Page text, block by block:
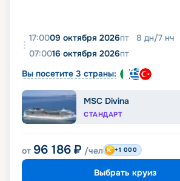
17:0009 октября 2026пт 8 дн/7 нч
07:0016 октября 2026пт
Вы посетите 3 страны:
MSC Divina
СТАНДАРТ
от 96 186 ₽ /чел +1 000
Выбрать круиз